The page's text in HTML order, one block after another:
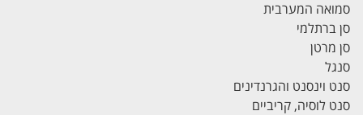
סמואה המערבית
סן ברתלמי
סן מרטן
סנגל
סנט וינסנט והגרנדינים
סנט לוסיה, קריביים